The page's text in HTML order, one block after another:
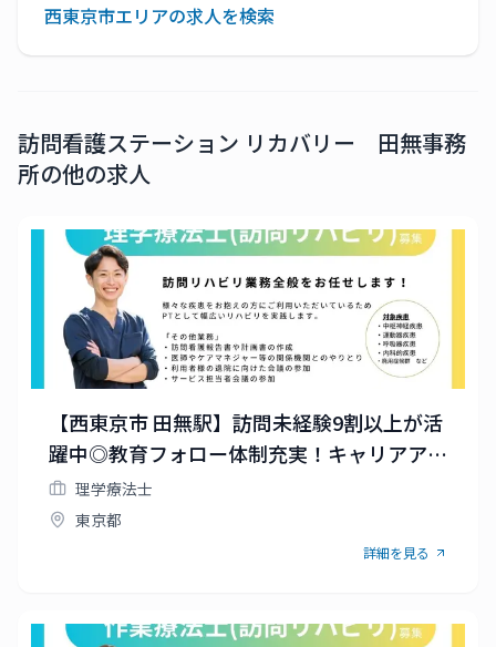
西東京市エリアの求人を検索
訪問看護ステーション リカバリー 田無事務
所の他の求人
【西東京市 田無駅】訪問未経験9割以上が活
躍中◎教育フォロー体制充実！キャリアアッ
プできる環境が整っています！
理学療法士
東京都
詳細を見る